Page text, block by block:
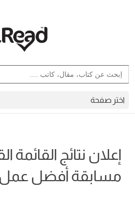
Search
for:
Search Button
اختر صفحة
إعلان نتائج القائمة
مسابقة أفضل عمل